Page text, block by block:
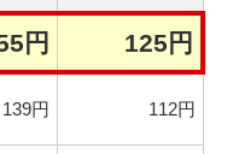
円 125円
139円 112円